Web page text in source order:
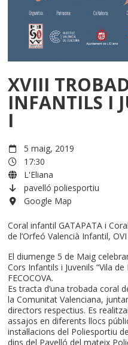
XVIII
INFANTILS I
I
5 maig, 2019
17:30
L'Eliana
pavelló poliesportiu
Google Map
Coral infantil GATAPATA i
de l’Orfeó Valencià Infantil, OVI
El diumenge 5 de Maig
Cors Infantils i Juvenils “Vila de
FECOCOVA.
Es tracta d’una trobada coral
la Comunitat Valenciana,
directors respectius. Es
assajos en diferents llocs
instal·lacions del Poliesportiu
dins del Pavelló del mateix